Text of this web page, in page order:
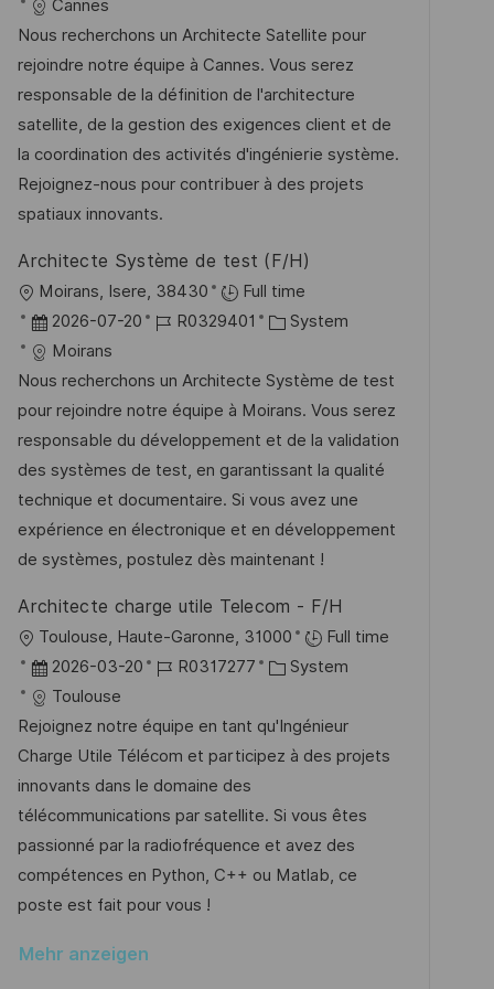
f
f
e
n
t
i
c
h
u
n
g
t a
t
u
m
d
e
r
V
r
ö
f
f
e
n
t
l
i
c
h
u
n
g
b
-
I
D
t
e
g
o
r
i
Cannes
Nous recherchons un Architecte Satellite pour
rejoindre notre équipe à Cannes. Vous serez
responsable de la définition de l'architecture
satellite, de la gestion des exigences client et de
la coordination des activités d'ingénierie système.
Rejoignez-nous pour contribuer à des projets
spatiaux innovants.
Architecte Système de test (F/H)
O
r
t
Moirans, Isere, 38430
Full time
D
a
t
u
m
d
e
r
V
r
ö
f
f
e
n
t
l
i
c
h
u
2026-07-20
J
b
-
I
D
R0329401
K
t
e
g
o
r
i
e
System
Moirans
Nous recherchons un Architecte Système de test
pour rejoindre notre équipe à Moirans. Vous serez
responsable du développement et de la validation
des systèmes de test, en garantissant la qualité
technique et documentaire. Si vous avez une
expérience en électronique et en développement
de systèmes, postulez dès maintenant !
Architecte charge utile Telecom - F/H
O
r
t
Toulouse, Haute-Garonne, 31000
Full time
D
a
t
u
m
d
e
r
V
r
2026-03-20
J
b
-
I
D
R0317277
K
t
e
o
r
i
System
Toulouse
Rejoignez notre équipe en tant qu'Ingénieur
Charge Utile Télécom et participez à des projets
innovants dans le domaine des
télécommunications par satellite. Si vous êtes
passionné par la radiofréquence et avez des
compétences en Python, C++ ou Matlab, ce
poste est fait pour vous !
Mehr anzeigen